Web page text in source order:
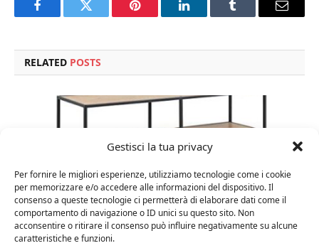
Gestisci la tua privacy
Per fornire le migliori esperienze, utilizziamo tecnologie come i cookie
per memorizzare e/o accedere alle informazioni del dispositivo. Il
consenso a queste tecnologie ci permetterà di elaborare dati come il
comportamento di navigazione o ID unici su questo sito. Non
acconsentire o ritirare il consenso può influire negativamente su alcune
caratteristiche e funzioni.
FacebookTwitter Pinterest LinkedInTumblr Email
RELATED POSTS